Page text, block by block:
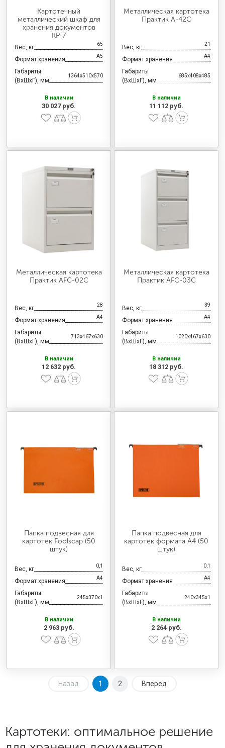
Картотечный
металлический шкаф для
хранения документов
КР-7
Вес, кг 65
Формат хранения А5
Габариты
(ВхШхГ), мм
1364x510x570
В наличии
30 027 руб.
Металлическая картотека
Практик A-42С
Вес, кг 21
Формат хранения А4
Габариты
(ВхШхГ), мм
685x408x485
В наличии
11 112 руб.
Металлическая картотека
Практик AFC-02C
Вес, кг 28
Формат хранения А4
Габариты
(ВхШхГ), мм
713x467x630
В наличии
12 632 руб.
Металлическая картотека
Практик AFC-03C
Вес, кг 39
Формат хранения А4
Габариты
(ВхШхГ), мм
1020x467x630
В наличии
18 312 руб.
Папка подвесная для
картотек Foolscap (50
штук)
Вес, кг 0,1
Формат хранения А4
Габариты
(ВхШхГ), мм
245x370x1
В наличии
2 963 руб.
Папка подвесная для
картотек формата А4 (50
штук)
Вес, кг 0,1
Формат хранения А4
Габариты
(ВхШхГ), мм
240x345x1
В наличии
2 264 руб.
Назад 1 2 Вперед
Картотеки: оптимальное решение